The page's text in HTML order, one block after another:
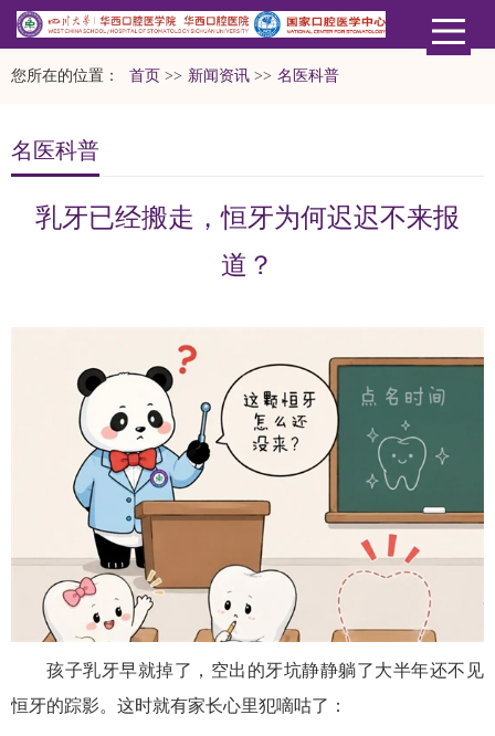
您所在的位置： 首页 >> 新闻资讯 >> 名医科普
名医科普
乳牙已经搬走，恒牙为何迟迟不来报
道？
孩子乳牙早就掉了，空出的牙坑静静躺了大半年还不见
恒牙的踪影。这时就有家长心里犯嘀咕了：